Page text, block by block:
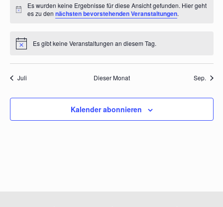
Hinweis
Es wurden keine Ergebnisse für diese Ansicht gefunden. Hier geht
es zu dennächsten bevorstehenden Veranstaltungen.
HinweisEs gibt keine Veranstaltungen an diesem Tag.
Juli Dieser Monat Sep.
Kalender abonnieren